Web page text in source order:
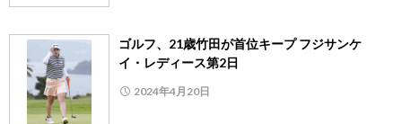
ゴルフ、21歳竹田が首位キープ フジサンケ
イ・レディース第2日
2024年4月20日